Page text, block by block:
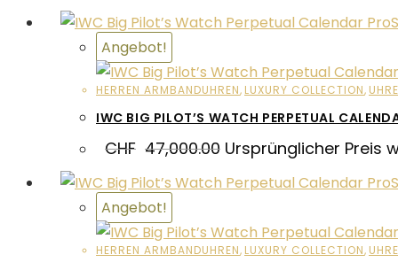
Angebot!
HERREN ARMBANDUHREN, LUXURY COLLECTION,
IWC BIG PILOT’S WATCH PERPETUAL
CHF 47,000.00 Ursprünglicher Preis
Angebot!
HERREN ARMBANDUHREN, LUXURY COLLECTION,